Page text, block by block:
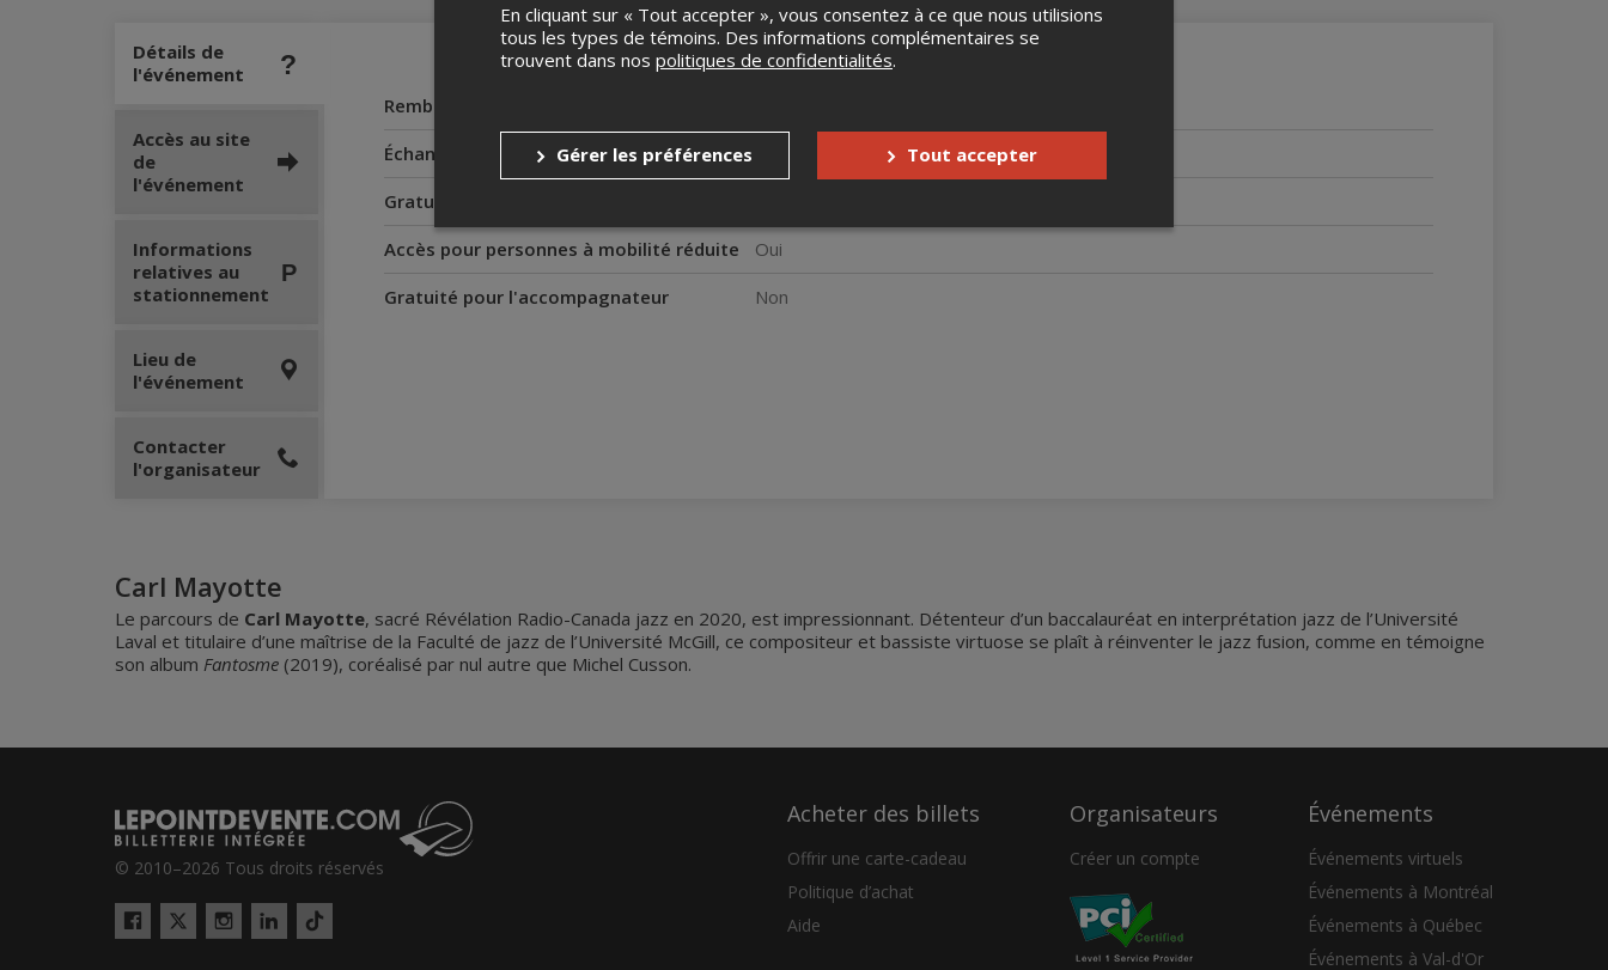
Détails de
l'événement
Remboursements
Échanges
Jusqu'à 1 jour avant l'événement
Gratuité pour les enfants
Accès pour personnes à mobilité réduite
Oui
Gratuité pour l'accompagnateur
Non
Accès au site
de
l'événement
Informations
relatives au
stationnement
Lieu de
l'événement
Contacter
l'organisateur
Carl Mayotte
Le parcours de Carl Mayotte, sacré Révélation Radio-Canada jazz en 2020, est impressionnant. Détenteur d’un baccalauréat en interprétation jazz de l’Université
Laval et titulaire d’une maîtrise de la Faculté de jazz de l’Université McGill, ce compositeur et bassiste virtuose se plaît à réinventer le jazz fusion, comme en témoigne
son album Fantosme (2019), coréalisé par nul autre que Michel Cusson.
© 2010–2026 Tous droits réservés
Facebook
Twitter
InstagramLinkedIn
Tiktok
Acheter des billets
Offrir une carte-cadeau
Politique d’achat
Aide
Organisateurs
Créer un compte
Événements
Événements virtuels
Événements à Montréal
Événements à Québec
Événements à Val-d'Or
En cliquant sur « Tout accepter », vous consentez à ce que nous utilisions
tous les types de témoins. Des informations complémentaires se
trouvent dans nos politiques de confidentialités.
Gérer les préférences Tout accepter